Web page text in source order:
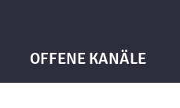
OFFENE KANÄLE